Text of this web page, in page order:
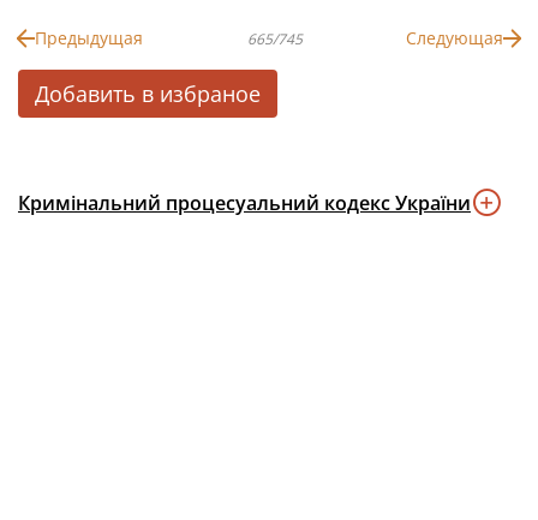
Предыдущая 665/745 Следующая
Добавить в избраное
Кримінальний процесуальний кодекс України